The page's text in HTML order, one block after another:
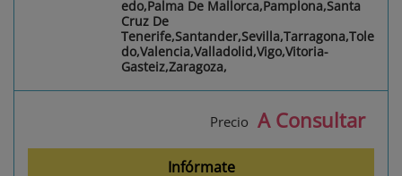
edo,Palma De Mallorca,Pamplona,Santa
Cruz De
Tenerife,Santander,Sevilla,Tarragona,Tole
do,Valencia,Valladolid,Vigo,Vitoria-
Gasteiz,Zaragoza,
Precio A Consultar
Infórmate